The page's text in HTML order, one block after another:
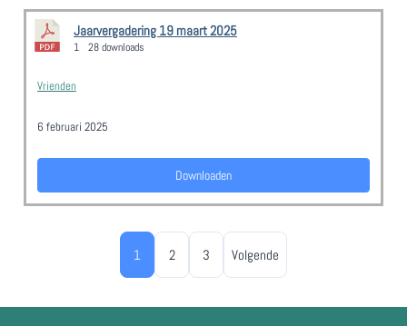
Jaarvergadering 19 maart 2025
1 28 downloads
Vrienden
6 februari 2025
Downloaden
1 2 3 Volgende